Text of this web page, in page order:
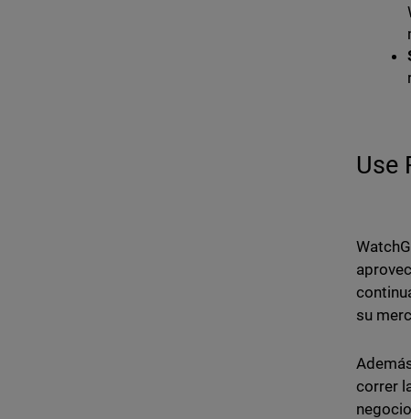
Use
su
correr